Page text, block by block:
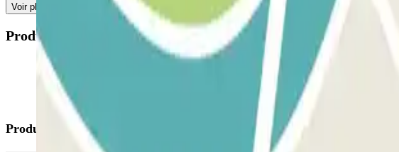
Voir plus
Produits disponibles
Produits Parclick